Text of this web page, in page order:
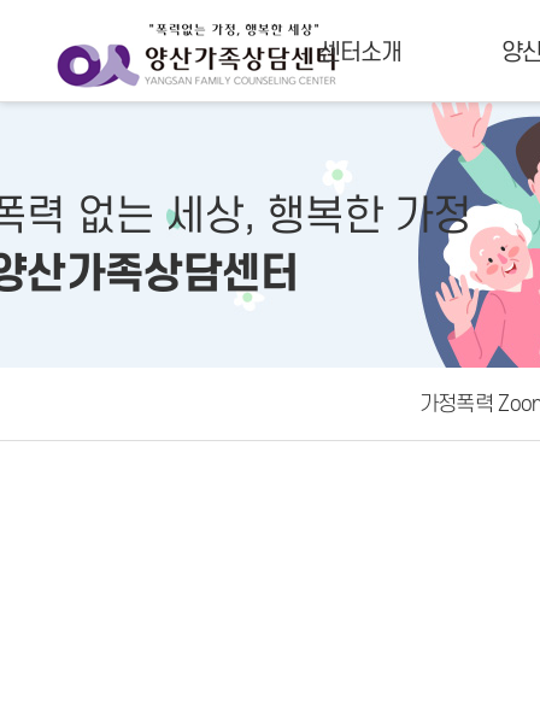
센터소개 양
력 없는 세상, 행복한 가정
산가족상담센터
가정폭력